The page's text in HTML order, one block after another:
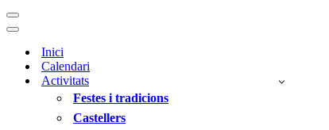
Menú
de
Menú
navegació
Inici
Calendari
Activitats
Festes i tradicions
Castellers